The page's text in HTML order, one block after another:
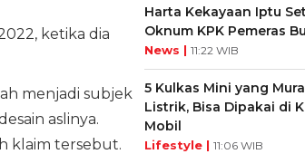
ketika dia
menjadi subjek
aslinya.
klaim tersebut.
Harta Kekayaan Iptu
Oknum KPK Pemeras
News | 11:22 WIB
5 Kulkas Mini yang
Listrik, Bisa Dipakai di
Mobil
Lifestyle | 11:06 WIB